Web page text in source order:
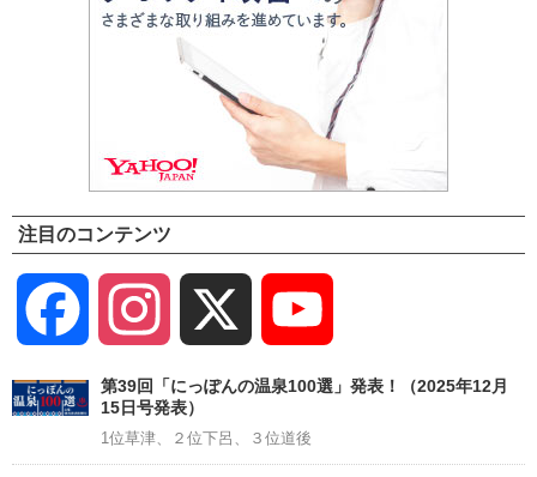
注目のコンテンツ
Facebook Instagram
Channel
第39回「にっぽんの温泉100選」発表！（2025年12月
15日号発表）
1位草津、２位下呂、３位道後